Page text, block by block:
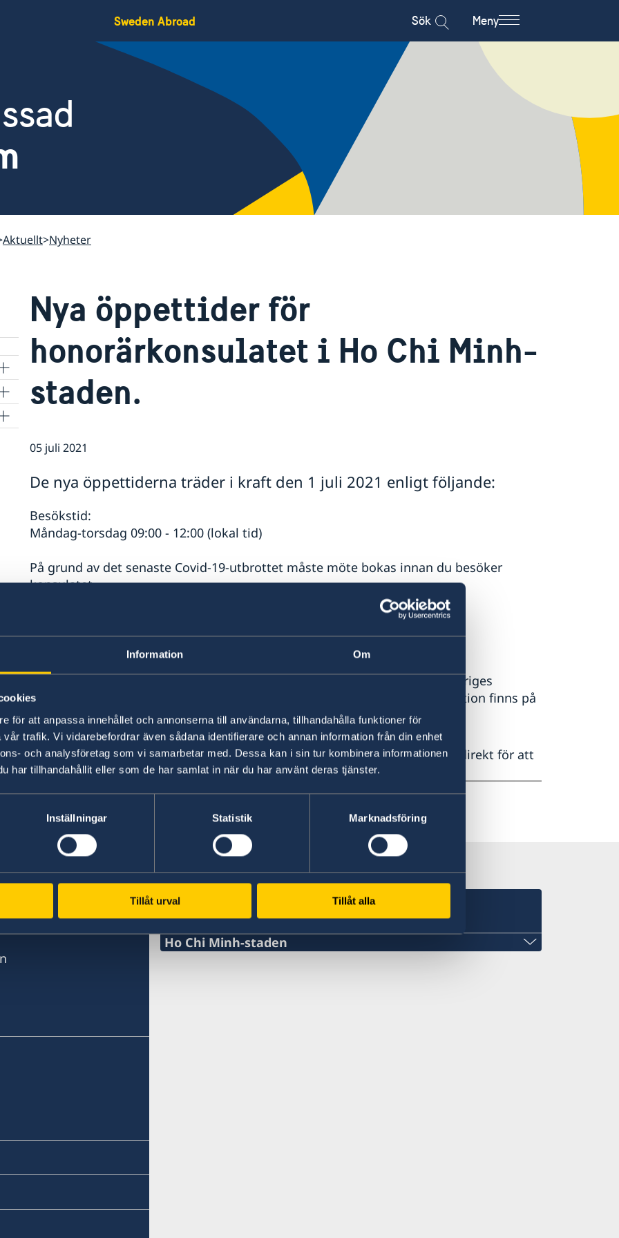
Information Om
för att anpassa innehållet och annonserna till användarna, tillhandahålla funktioner för
trafik. Vi vidarebefordrar även sådana identifierare och annan information från din enhet
och analysföretag som vi samarbetar med. Dessa kan i sin tur kombinera informationen
har tillhandahållit eller som de har samlat in när du har använt deras tjänster.
Inställningar Statistik Marknadsföring
Tillåt urval Tillåt alla
Sweden Abroad Sök Meny
Aktuellt Nyheter
Nya öppettider för
honorärkonsulatet i Ho Chi Minh-
staden.
05 juli 2021
De nya öppettiderna träder i kraft den 1 juli 2021 enligt följande:
Besökstid:
Måndag-torsdag 09:00 - 12:00 (lokal tid)
På grund av det senaste Covid-19-utbrottet måste möte bokas innan du besöker
konsulatet.
Måndag-torsdag 13:00 - 16:00 (lokal tid)
Vid nödsituationer utanför konsulatets öppettider kan kontakt ske till Sveriges
ambassad i Hanoi eller till generalkonsul Krister Kling. All kontaktinformation finns på
ambassadens webbplats:www.swedenabroad.se/hanoi
När det gäller vanliga passfrågor, vänligen kontakta ambassaden i Hanoi direkt för att
boka en tid via e-postadressen:ambassaden.hanoi@gov.se
Senast uppdaterad 05 juli 2021, 13.10
Svenska konsulat
Ho Chi Minh-staden